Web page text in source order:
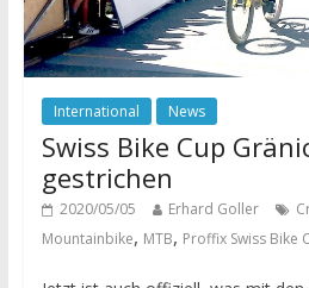
International News
Swiss Bike Cup
gestrichen
2020/05/05 Erhard Goller
Mountainbike, MTB, Proffix Swiss Bike